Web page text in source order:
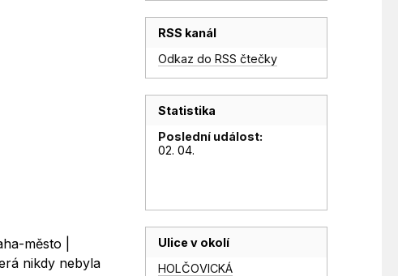
město |
nikdy nebyla
RSS kanál
Odkaz do RSS čtečky
Statistika
Poslední událost:
02. 04.
Ulice v okolí
HOLČOVICKÁ